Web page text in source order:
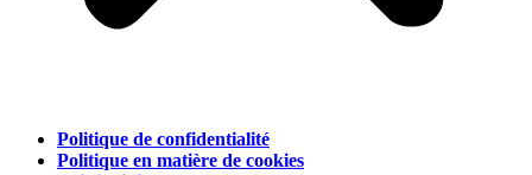
Politique de confidentialité
Politique en matière de cookies